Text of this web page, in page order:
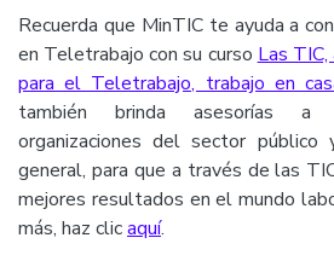
Recuerda que MinTIC te ayuda a
en Teletrabajo con su curso Las
para el Teletrabajo, trabajo en
también brinda asesorías a
organizaciones del sector público
general, para que a través de las
mejores resultados en el mundo
más, haz clicaquí.